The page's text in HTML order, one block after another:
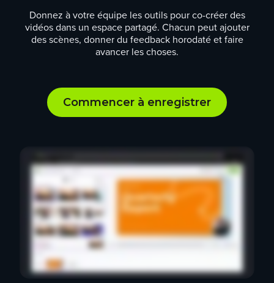
Donnez à votre équipe les outils pour co-créer des
vidéos dans un espace partagé. Chacun peut ajouter
des scènes, donner du feedback horodaté et faire
avancer les choses.
Commencer à enregistrer